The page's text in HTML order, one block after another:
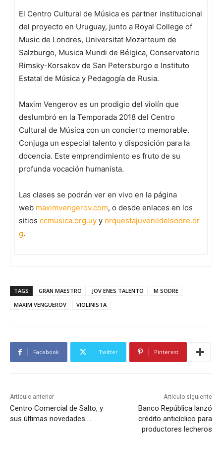
El Centro Cultural de Música es partner institucional
del proyecto en Uruguay, junto a Royal College of
Music de Londres, Universitat Mozarteum de
Salzburgo, Musica Mundi de Bélgica, Conservatorio
Rimsky-Korsakov de San Petersburgo e Instituto
Estatal de Música y Pedagogía de Rusia.
Maxim Vengerov es un prodigio del violín que
deslumbró en la Temporada 2018 del Centro
Cultural de Música con un concierto memorable.
Conjuga un especial talento y disposición para la
docencia. Este emprendimiento es fruto de su
profunda vocación humanista.
Las clases se podrán ver en vivo en la página
web maximvengerov.com, o desde enlaces en los
sitios ccmusica.org.uy y orquestajuvenildelsodre.or
g.
TAGS GRAN MAESTRO JOV ENES TALENTO
M SODRE
MAXIM VENGUEROV
VIOLINISTA
Facebook Twitter Pinterest
Artículo anterior
Centro Comercial de Salto, y
sus últimas novedades…..
Artículo siguiente
Banco República lanzó
crédito anticíclico para
productores lecheros